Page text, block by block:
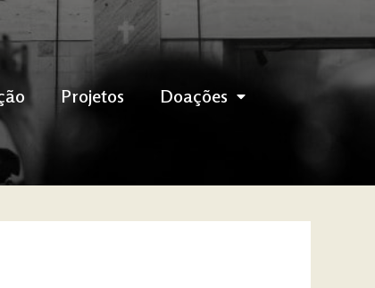
Projetos Doações